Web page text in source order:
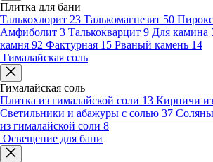
Плитка для бани
Талькохлорит 23 Талькомагнезит 50
Амфиболит 3 Талькокварцит 9 Для камина
камня 92 Фактурная 15 Рваный камень 14
Гималайская соль
Гималайская соль
Плитка из гималайской соли 13 Кирпичи
Светильники и абажуры с солью 37
из гималайской соли 8
Освещение для бани